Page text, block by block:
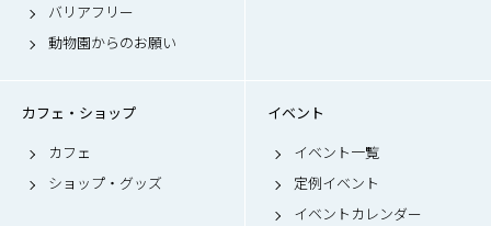
バリアフリー
動物園からのお願い
カフェ・ショップ
カフェ
ショップ・グッズ
イベント
イベント一覧
定例イベント
イベントカレンダー